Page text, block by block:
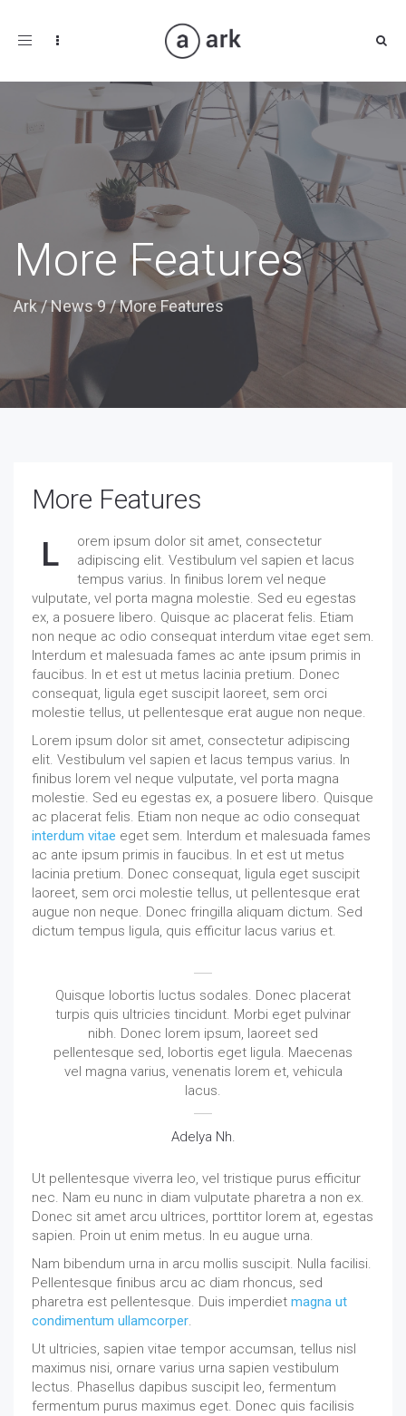
Toggle
More Features
Ark/News 9/More Features
More Features
L
orem ipsum dolor sit amet, consectetur
adipiscing elit. Vestibulum vel sapien et lacus
tempus varius. In finibus lorem vel neque
vulputate, vel porta magna molestie. Sed eu egestas
ex, a posuere libero. Quisque ac placerat felis. Etiam
non neque ac odio consequat interdum vitae eget sem.
Interdum et malesuada fames ac ante ipsum primis in
faucibus. In et est ut metus lacinia pretium. Donec
consequat, ligula eget suscipit laoreet, sem orci
molestie tellus, ut pellentesque erat augue non neque.
Lorem ipsum dolor sit amet, consectetur adipiscing
elit. Vestibulum vel sapien et lacus tempus varius. In
finibus lorem vel neque vulputate, vel porta magna
molestie. Sed eu egestas ex, a posuere libero. Quisque
ac placerat felis. Etiam non neque ac odio consequat
interdum vitae eget sem. Interdum et malesuada fames
ac ante ipsum primis in faucibus. In et est ut metus
lacinia pretium. Donec consequat, ligula eget suscipit
laoreet, sem orci molestie tellus, ut pellentesque erat
augue non neque. Donec fringilla aliquam dictum. Sed
dictum tempus ligula, quis efficitur lacus varius et.
Quisque lobortis luctus sodales. Donec placerat
turpis quis ultricies tincidunt. Morbi eget pulvinar
nibh. Donec lorem ipsum, laoreet sed
pellentesque sed, lobortis eget ligula. Maecenas
vel magna varius, venenatis lorem et, vehicula
lacus.
Adelya Nh.
Ut pellentesque viverra leo, vel tristique purus efficitur
nec. Nam eu nunc in diam vulputate pharetra a non ex.
Donec sit amet arcu ultrices, porttitor lorem at, egestas
sapien. Proin ut enim metus. In eu augue urna.
Nam bibendum urna in arcu mollis suscipit. Nulla facilisi.
Pellentesque finibus arcu ac diam rhoncus, sed
pharetra est pellentesque. Duis imperdiet magna ut
condimentum ullamcorper.
Ut ultricies, sapien vitae tempor accumsan, tellus nisl
maximus nisi, ornare varius urna sapien vestibulum
lectus. Phasellus dapibus suscipit leo, fermentum
fermentum purus maximus eget. Donec quis facilisis